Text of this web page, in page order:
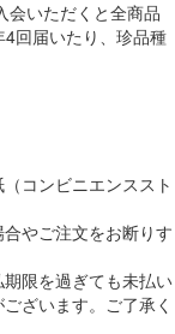
会いただくと全商品
回届いたり、珍品種
コンビニエンススト
やご注文をお断りす
限を過ぎても未払い
ざいます。ご了承く